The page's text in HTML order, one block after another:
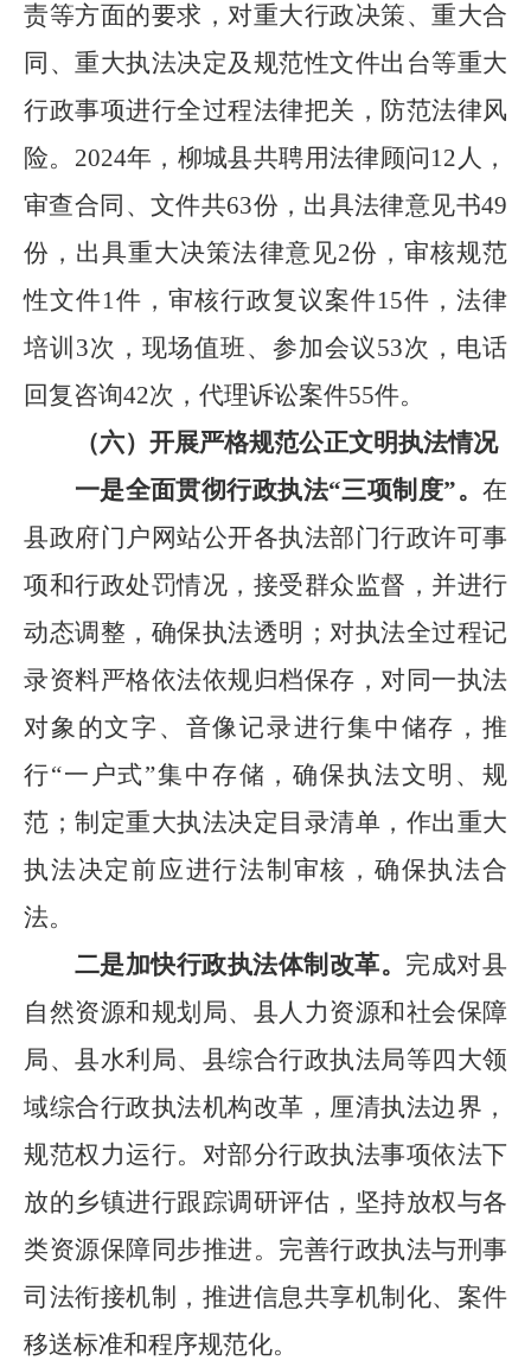
责等方面的要求，对重大行政决策、重大合
同、重大执法决定及规范性文件出台等重大
行政事项进行全过程法律把关，防范法律风
险。 2024年，柳城县共聘用法律顾问12 人，
审查合同、文件共63份，出具法律意见书49
份，出具重大决策法律意见2份，审核规范
性文件1件，审核行政复议案件15件，法律
培训 3次，现场值班、参加会议53次，电话
回复咨询42次，代理诉讼案件55件。
（六）开展严格规范公正文明执法情况
一是全面贯彻行政执法“三项制度”。 在
县政府门户网站公开各执法部门行政许可事
项和行政处罚情况，接受群众监督，并进行
动态调整，确保执法透明；对执法全过程记
录资料严格依法依规归档保存，对同一执法
对象的文字、音像记录进行集中储存，推
行“一户式”集中存储，确保执法文明、规
范；制定重大执法决定目录清单，作出重大
执法决定前应进行法制审核，确保执法合
法。
二是加快行政执法体制改革。 完成对县
自然资源和规划局、县人力资源和社会保障
局、县水利局、县综合行政执法局等四大领
域综合行政执法机构改革，厘清执法边界，
规范权力运行。对部分行政执法事项依法下
放的乡镇进行跟踪调研评估，坚持放权与各
类资源保障同步推进。完善行政执法与刑事
司法衔接机制，推进信息共享机制化、案件
移送标准和程序规范化。